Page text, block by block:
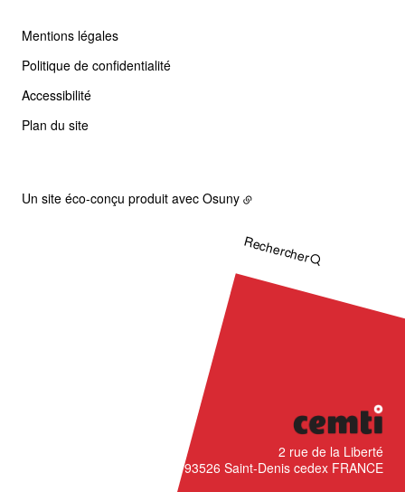
CÉMTI
2 rue de la Liberté
93526 Saint-Denis cedex FRANCE
Mentions légales
Politique de confidentialité
Accessibilité
Plan du site
Rechercher
Un site éco-conçu produit avec Osuny